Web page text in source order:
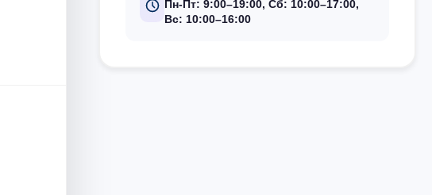
Пн-Пт: 9:00–19:00, Сб: 10:00–17:00,
Вс: 10:00–16:00